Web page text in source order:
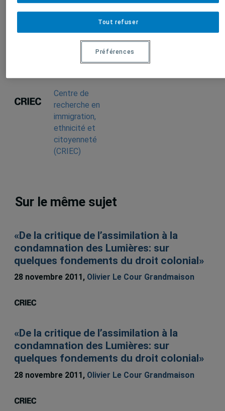
Centre de
recherche en
immigration,
ethnicité et
citoyenneté
(CRIEC)
Sur le même sujet
«De la critique de l’assimilation à la
condamnation des Lumières: sur
quelques fondements du droit colonial»
28 novembre 2011, Olivier Le Cour Grandmaison
«De la critique de l’assimilation à la
condamnation des Lumières: sur
quelques fondements du droit colonial»
28 novembre 2011, Olivier Le Cour Grandmaison
Tout refuser
Préférences